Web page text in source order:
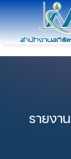
รายงา